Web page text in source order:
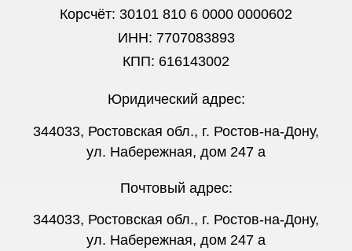
Корсчёт: 30101 810 6 0000 0000602
ИНН: 7707083893
КПП: 616143002
Юридический адрес:
344033, Ростовская обл., г. Ростов-на-Дону,
ул. Набережная, дом 247 а
Почтовый адрес:
344033, Ростовская обл., г. Ростов-на-Дону,
ул. Набережная, дом 247 а